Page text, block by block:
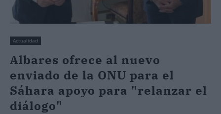
Actualidad
Albares ofrece al nuevo
enviado de la ONU para el
Sáhara apoyo para "relanzar el
diálogo"